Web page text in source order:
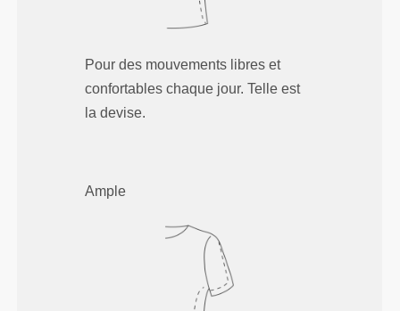
Pour des mouvements libres et
confortables chaque jour. Telle est
la devise.
Ample